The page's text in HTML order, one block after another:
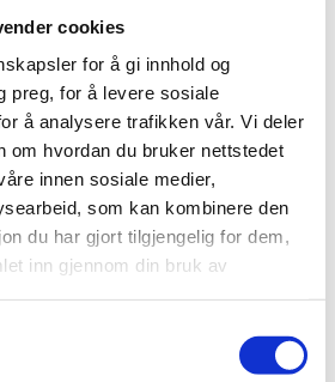
cookies
for å gi innhold og
preg, for å levere sosiale
å analysere trafikken vår. Vi deler
om hvordan du bruker nettstedet
innen sosiale medier,
som kan kombinere den
du har gjort tilgjengelig for dem,
inn gjennom din bruk av
vare eller tjeneste til avtalt
lytter til kundens ønsker og
løsninger til
priser. Våre selgere har over